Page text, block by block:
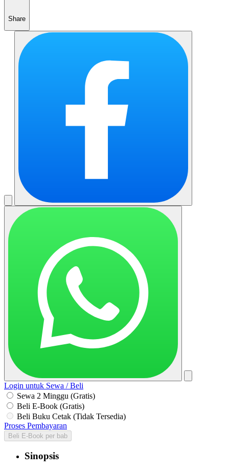
Share
Login untuk Sewa / Beli
Sewa 2 Minggu (Gratis)
Beli E-Book (Gratis)
Beli Buku Cetak (Tidak Tersedia)
Proses Pembayaran
Beli E-Book per bab
Sinopsis